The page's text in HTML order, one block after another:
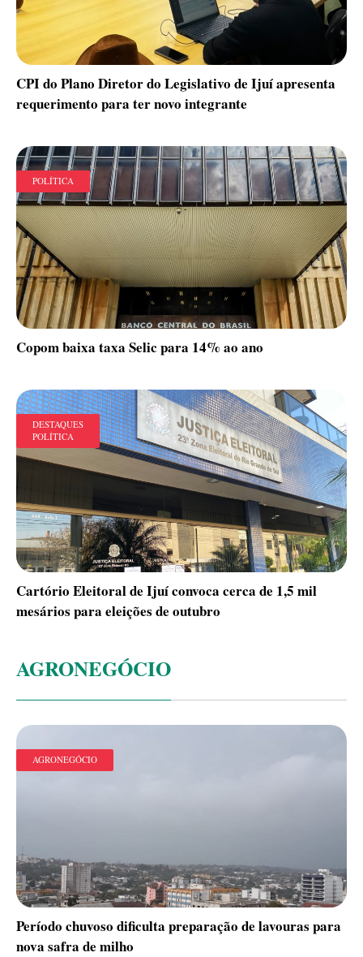
CPI do Plano Diretor do Legislativo de Ijuí apresenta
requerimento para ter novo integrante
POLÍTICA
Copom baixa taxa Selic para 14% ao ano
DESTAQUES
POLÍTICA
Cartório Eleitoral de Ijuí convoca cerca de 1,5 mil
mesários para eleições de outubro
AGRONEGÓCIO
AGRONEGÓCIO
Período chuvoso dificulta preparação de lavouras para
nova safra de milho